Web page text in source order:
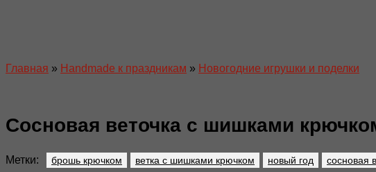
Главная » Handmade к праздникам » Новогодние игрушки и поделки
Сосновая веточка с шишками
Метки: брошь крючком ветка с шишками крючком новый год сосновая